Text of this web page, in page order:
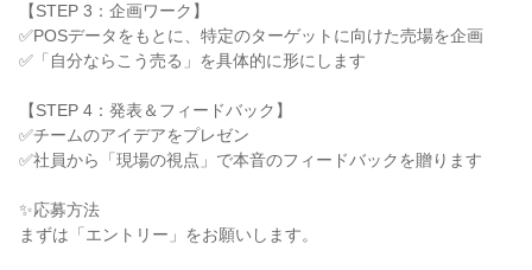
【STEP 3：企画ワーク】
✅POSデータをもとに、特定のターゲットに向けた売場を企画
✅「自分ならこう売る」を具体的に形にします
【STEP 4：発表＆フィードバック】
✅チームのアイデアをプレゼン
✅社員から「現場の視点」で本音のフィードバックを贈ります
✨応募方法
まずは「エントリー」をお願いします。